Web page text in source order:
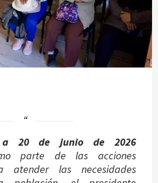
a 20 de junio de 2026
parte de las acciones
atender las necesidades